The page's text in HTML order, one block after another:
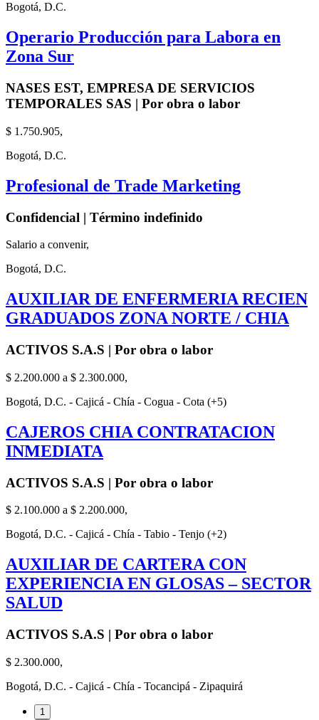
Bogotá, D.C.
Operario Producción para Labora en
Zona Sur
NASES EST, EMPRESA DE SERVICIOS
TEMPORALES SAS | Por obra o labor
$ 1.750.905,
Bogotá, D.C.
Profesional de Trade Marketing
Confidencial | Término indefinido
Salario a convenir,
Bogotá, D.C.
AUXILIAR DE ENFERMERIA RECIEN
GRADUADOS ZONA NORTE / CHIA
ACTIVOS S.A.S | Por obra o labor
$ 2.200.000 a $ 2.300.000,
Bogotá, D.C. - Cajicá - Chía - Cogua - Cota (+5)
CAJEROS CHIA CONTRATACION
INMEDIATA
ACTIVOS S.A.S | Por obra o labor
$ 2.100.000 a $ 2.200.000,
Bogotá, D.C. - Cajicá - Chía - Tabio - Tenjo (+2)
AUXILIAR DE CARTERA CON
EXPERIENCIA EN GLOSAS – SECTOR
SALUD
ACTIVOS S.A.S | Por obra o labor
$ 2.300.000,
Bogotá, D.C. - Cajicá - Chía - Tocancipá - Zipaquirá
1